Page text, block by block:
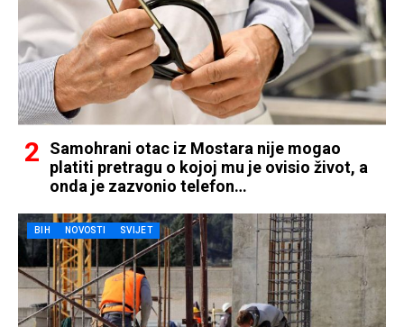
Samohrani otac iz Mostara nije mogao
platiti pretragu o kojoj mu je ovisio život, a
onda je zazvonio telefon…
BIH NOVOSTI SVIJET